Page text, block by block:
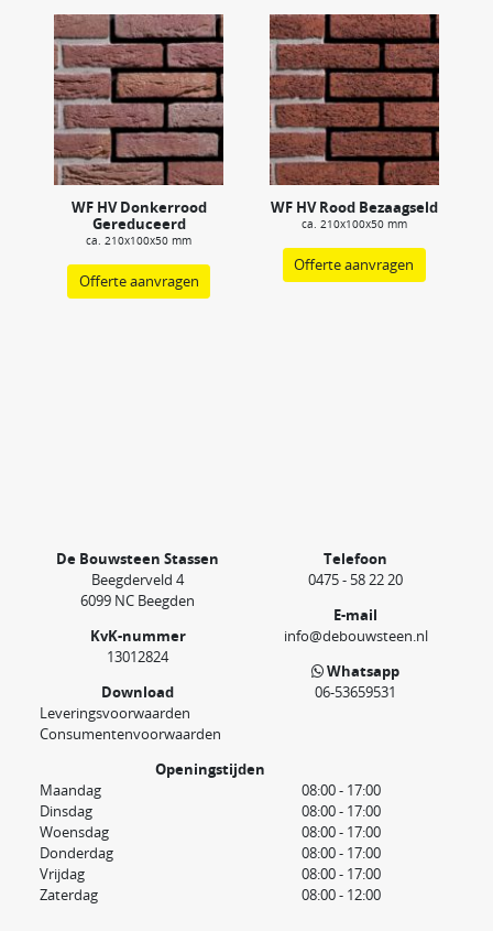
WF HV Donkerrood
Gereduceerd
ca. 210x100x50 mm
Offerte aanvragen
WF HV Rood Bezaagseld
ca. 210x100x50 mm
Offerte aanvragen
De Bouwsteen Stassen
Beegderveld 4
6099 NC Beegden
KvK-nummer
13012824
Download
Leveringsvoorwaarden
Consumentenvoorwaarden
Telefoon
0475 - 58 22 20
E-mail
info@debouwsteen.nl
Whatsapp
06-53659531
Openingstijden
Maandag
08:00 - 17:00
Dinsdag
08:00 - 17:00
Woensdag
08:00 - 17:00
Donderdag
08:00 - 17:00
Vrijdag
08:00 - 17:00
Zaterdag
08:00 - 12:00